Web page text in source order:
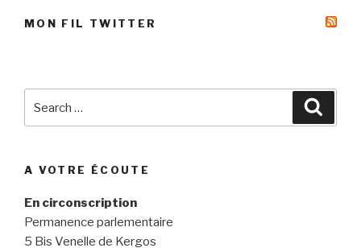
MON FIL TWITTER
for:
A VOTRE ÉCOUTE
En circonscription
Permanence parlementaire
5 Bis Venelle de Kergos